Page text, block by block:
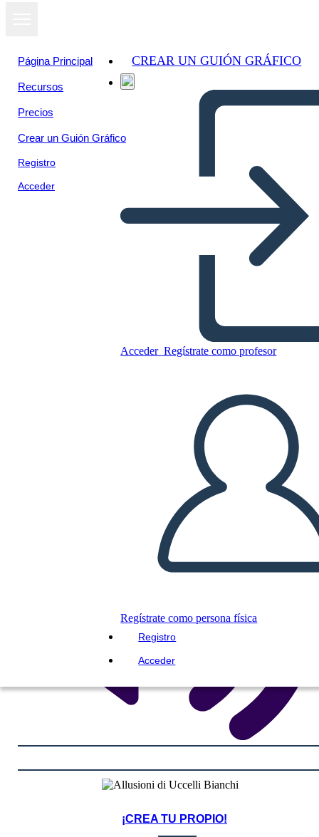
Página Principal
Recursos
Precios
Crear un Guión Gráfico
Registro
Acceder
CREAR UN GUIÓN GRÁFICO
Acceder Regístrate como profesor
Regístrate como persona física
Registro
Acceder
Allusioni di Uccelli Bianchi
CREAR UN GUIÓN GRÁFICO
JUEGO DE DIAPOSITIVAS
LEERME
¡CREA TU PROPIO!